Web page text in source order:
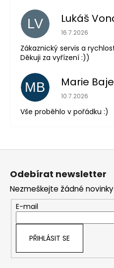
LV Lukáš
Hodnocení
16.7.2026
Zákaznický servis a
Děkuji za vyřízení :))
MB Marie
Hodnocení
10.7.2026
Vše proběhlo v pořádku :)
Z
Odebírat newsletter
Nezmeškejte žádné
E-mail
PŘIHLÁSIT SE